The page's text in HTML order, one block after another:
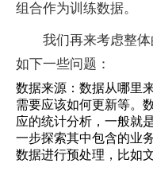
组合作为训练数据。
我们再来考虑整
如下一些问题：
数据来源：数据从哪里
需要应该如何更新等。
应的统计分析，一般就
一步探索其中包含的业
数据进行预处理，比如